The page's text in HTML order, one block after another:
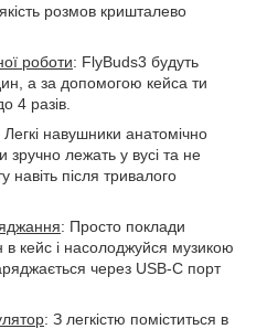
розмов кришталево
роботи: FlyBuds3 будуть
а за допомогою кейса ти
4 разів.
Легкі навушники анатомічно
лежать у вусі та не
після тривалого
: Просто поклади
кейс і насолоджуйся музикою
через USB-C порт
: З легкістю поміститься в